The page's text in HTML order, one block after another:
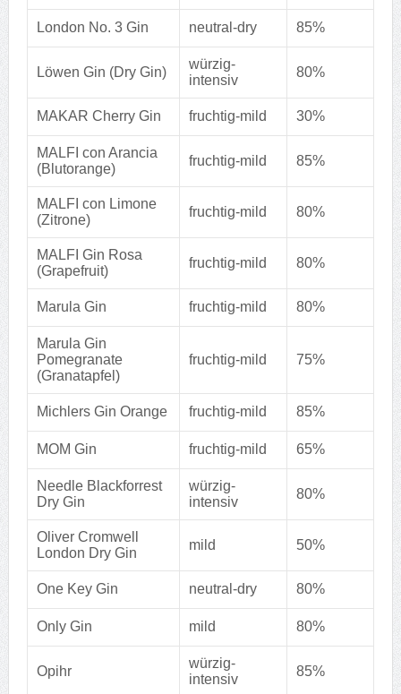
London No. 3 Gin neutral-dry 85%
Löwen Gin (Dry Gin)
würzig-
intensiv
80%
MAKAR Cherry Gin fruchtig-mild 30%
MALFI con Arancia
(Blutorange)
fruchtig-mild 85%
MALFI con Limone
(Zitrone)
fruchtig-mild 80%
MALFI Gin Rosa
(Grapefruit)
fruchtig-mild 80%
Marula Gin fruchtig-mild 80%
Marula Gin
Pomegranate
(Granatapfel)
fruchtig-mild 75%
Michlers Gin Orange fruchtig-mild 85%
MOM Gin fruchtig-mild 65%
Needle Blackforrest
Dry Gin
würzig-
intensiv
80%
Oliver Cromwell
London Dry Gin
mild 50%
One Key Gin neutral-dry 80%
Only Gin mild 80%
Opihr
würzig-
intensiv
85%